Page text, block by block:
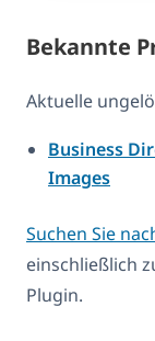
Bekannte
Aktuelle
Business
Images
Suchen Sie
einschließlich
Plugin.